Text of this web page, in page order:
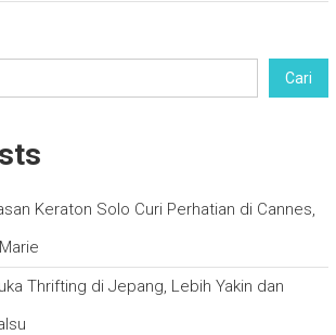
Cari
Keraton Solo Curi Perhatian di Cannes,
Thrifting di Jepang, Lebih Yakin dan